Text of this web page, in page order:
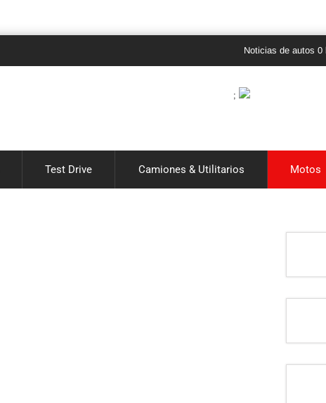
Noticias de autos 0
;
Test Drive Camiones & Utilitarios Motos